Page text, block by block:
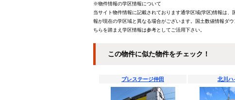
※物件情報の学区情報について
当サイト物件情報に記載されております通学区域(学区)情報は
報が現在の学区域と異なる場合がございます。国土数値情報ダ
ちらを踏まえ学区情報は参考としてご活用下さい。
この物件に似た物件をチェック！
プレステージ仲田 北川ハ